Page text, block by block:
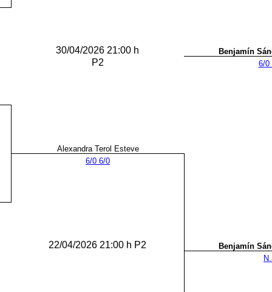
30/04/2026 21:00 h Benjamín
P2
6/0
Alexandra Terol Esteve
6/0 6/0
22/04/2026 21:00 h P2
Benjamín